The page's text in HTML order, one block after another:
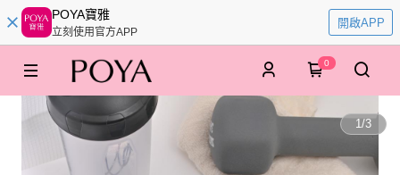
POYA寶雅
立刻使用官方APP
開啟APP
0
1/3